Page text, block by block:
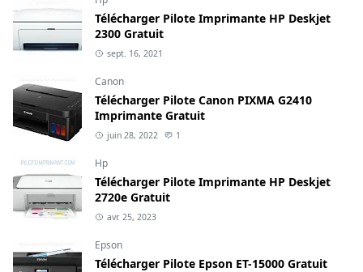
Télécharger Pilote Imprimante HP Deskjet
2300 Gratuit
sept. 16, 2021
Canon
Télécharger Pilote Canon PIXMA G2410
Imprimante Gratuit
juin 28, 2022 1
Hp
Télécharger Pilote Imprimante HP Deskjet
2720e Gratuit
avr. 25, 2023
Epson
Télécharger Pilote Epson ET-15000 Gratuit